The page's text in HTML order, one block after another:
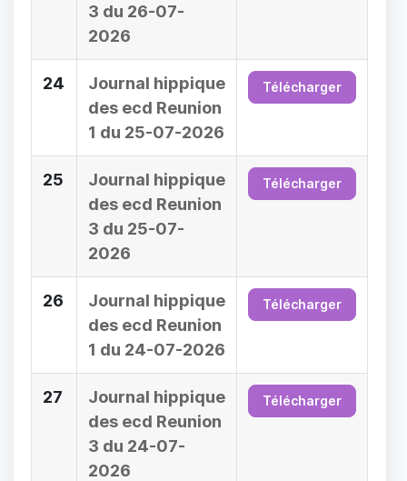
3 du 26-07-
2026
24
Journal hippique
des ecd Reunion
1 du 25-07-2026
Télécharger
25
Journal hippique
des ecd Reunion
3 du 25-07-
2026
Télécharger
26
Journal hippique
des ecd Reunion
1 du 24-07-2026
Télécharger
27
Journal hippique
des ecd Reunion
3 du 24-07-
2026
Télécharger